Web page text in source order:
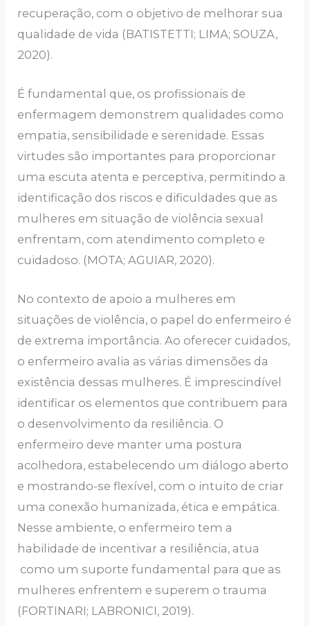
recuperação, com o objetivo de melhorar sua
qualidade de vida (BATISTETTI; LIMA; SOUZA,
2020).
É fundamental que, os profissionais de
enfermagem demonstrem qualidades como
empatia, sensibilidade e serenidade. Essas
virtudes são importantes para proporcionar
uma escuta atenta e perceptiva, permitindo a
identificação dos riscos e dificuldades que as
mulheres em situação de violência sexual
enfrentam, com atendimento completo e
cuidadoso. (MOTA; AGUIAR, 2020).
No contexto de apoio a mulheres em
situações de violência, o papel do enfermeiro é
de extrema importância. Ao oferecer cuidados,
o enfermeiro avalia as várias dimensões da
existência dessas mulheres. É imprescindível
identificar os elementos que contribuem para
o desenvolvimento da resiliência. O
enfermeiro deve manter uma postura
acolhedora, estabelecendo um diálogo aberto
e mostrando-se flexível, com o intuito de criar
uma conexão humanizada, ética e empática.
Nesse ambiente, o enfermeiro tem a
habilidade de incentivar a resiliência, atua
como um suporte fundamental para que as
mulheres enfrentem e superem o trauma
(FORTINARI; LABRONICI, 2019).